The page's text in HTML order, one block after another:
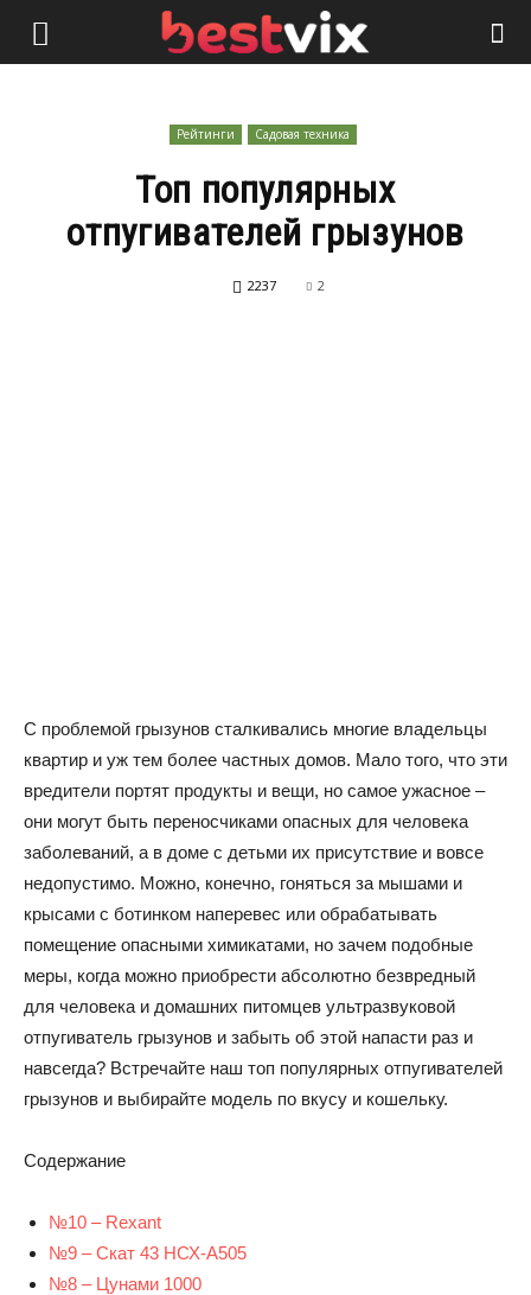
Рейтинги Садовая техника
Топ популярных
отпугивателей грызунов
2237 2
С проблемой грызунов сталкивались многие владельцы
квартир и уж тем более частных домов. Мало того, что эти
вредители портят продукты и вещи, но самое ужасное –
они могут быть переносчиками опасных для человека
заболеваний, а в доме с детьми их присутствие и вовсе
недопустимо. Можно, конечно, гоняться за мышами и
крысами с ботинком наперевес или обрабатывать
помещение опасными химикатами, но зачем подобные
меры, когда можно приобрести абсолютно безвредный
для человека и домашних питомцев ультразвуковой
отпугиватель грызунов и забыть об этой напасти раз и
навсегда? Встречайте наш топ популярных отпугивателей
грызунов и выбирайте модель по вкусу и кошельку.
Содержание
№10 – Rexant
№9 – Скат 43 НСХ-А505
№8 – Цунами 1000